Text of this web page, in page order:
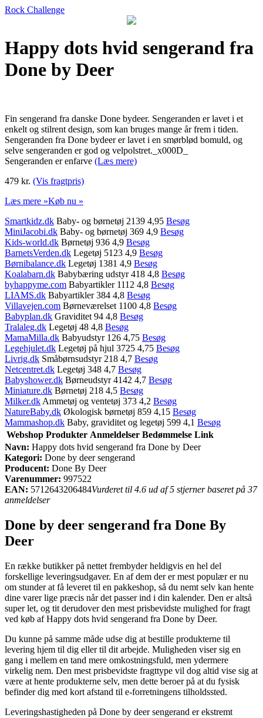
Rock Challenge
Happy dots hvid sengerand fra
Done by Deer
Fin sengerand fra danske Done bydeer. Sengeranden er lavet i et
enkelt og stilrent design, som kan bruges mange år frem i tiden.
Sengeranden fra Done bydeer er lavet i en smørblød bomuld, og
selve sengeranden er god og velpolstret._x000D_
Sengeranden er enfarve (Læs mere)
479 kr. (Vis fragtpris)
Læs mere »Køb nu »
Smartkidz.dk Baby- og børnetøj 2139 4,95 Besøg
MiniJacobi.dk Baby- og børnetøj 369 4,9 Besøg
Kids-world.dk Børnetøj 936 4,9 Besøg
BarnetsVerden.dk Legetøj 5123 4,9 Besøg
Børnibalance.dk Legetøj 1381 4,9 Besøg
Koalabarn.dk Babybæring udstyr 418 4,8 Besøg
byhappyme.com Babyartikler 1112 4,8 Besøg
LIAMS.dk Babyartikler 384 4,8 Besøg
Villavejen.com Børneværelset 1100 4,8 Besøg
Babyplan.dk Graviditet 94 4,8 Besøg
Tralaleg.dk Legetøj 48 4,8 Besøg
MamaMilla.dk Babyudstyr 126 4,75 Besøg
Legehjulet.dk Legetøj på hjul 3725 4,75 Besøg
Livrig.dk Småbørnsudstyr 218 4,7 Besøg
Netcentret.dk Legetøj 348 4,7 Besøg
Babyshower.dk Børneudstyr 4142 4,7 Besøg
Miniature.dk Børnetøj 218 4,5 Besøg
Milker.dk Ammetøj og ventetøj 373 4,2 Besøg
NatureBaby.dk Økologisk børnetøj 859 4,15 Besøg
Mammashop.dk Baby, graviditet og legetøj 599 4,1 Besøg
Webshop Produkter Anmeldelser Bedømmelse Link
Navn: Happy dots hvid sengerand fra Done by Deer
Kategori: Done by deer sengerand
Producent: Done By Deer
Varenummer: 997522
EAN: 5712643206484Vurderet til 4.6 ud af 5 stjerner baseret på 37
anmeldelser
Done by deer sengerand fra Done By
Deer
En række butikker på nettet frembyder heldigvis en hel del
forskellige leveringsudgaver. En af dem der er mest populær er nu
om stunder at få leveret til en pakkeshop, så du nemt selv kan hente
dine varer lige præcis når det passer ind i din kalender. Den er altså
super let, og tit derudover den mest prisbevidste mulighed for fragt
ved køb af Happy dots hvid sengerand fra Done by Deer.
Du kunne på samme måde udse dig at bestille produkterne til
levering hjem til dig eller til dit arbejde. Muligheden viser sig en
gang i mellem en tand mere omkostningsfuld, men ydermere
virkelig nem. Den mest prisbevidste fragttype vil dog altid vise sig at
være at hente produkterne selv, men dette beroer på at du fysisk
befinder dig med kort afstand til e-forretningens tilholdssted.
Leveringshastigheden på Done by deer sengerand er ekstremt